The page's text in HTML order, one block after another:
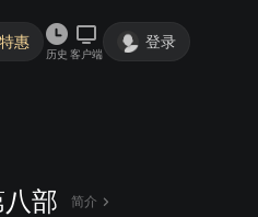
惠
历史 客户端
登录
部 简介